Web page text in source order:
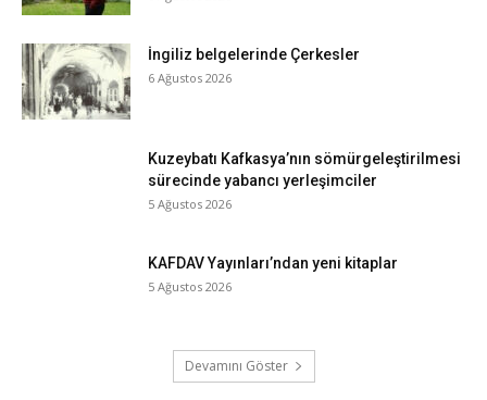
İngiliz belgelerinde Çerkesler
6 Ağustos 2026
Kuzeybatı Kafkasya’nın sömürgeleştirilmesi
sürecinde yabancı yerleşimciler
5 Ağustos 2026
KAFDAV Yayınları’ndan yeni kitaplar
5 Ağustos 2026
Devamını Göster